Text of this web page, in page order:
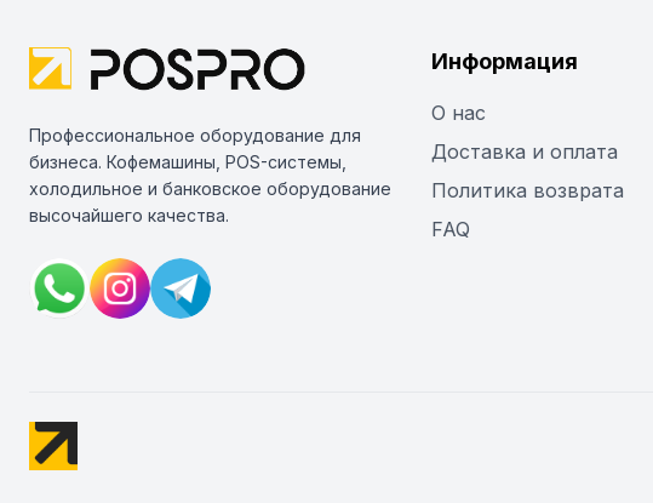
Профессиональное оборудование для
бизнеса. Кофемашины, POS-системы,
холодильное и банковское оборудование
высочайшего качества.
Информация
О нас
Доставка и оплата
Политика возврата
FAQ